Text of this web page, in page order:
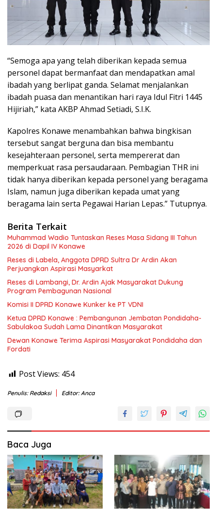
“Semoga apa yang telah diberikan kepada semua
personel dapat bermanfaat dan mendapatkan amal
ibadah yang berlipat ganda. Selamat menjalankan
ibadah puasa dan menantikan hari raya Idul Fitri 1445
Hijiriah,” kata AKBP Ahmad Setiadi, S.I.K.
Kapolres Konawe menambahkan bahwa bingkisan
tersebut sangat berguna dan bisa membantu
kesejahteraan personel, serta mempererat dan
memperkuat rasa persaudaraan. Pembagian THR ini
tidak hanya diberikan kepada personel yang beragama
Islam, namun juga diberikan kepada umat yang
beragama lain serta Pegawai Harian Lepas.” Tutupnya.
Berita Terkait
Muhammad Wadio Tuntaskan Reses Masa Sidang III Tahun
2026 di Dapil IV Konawe
Reses di Labela, Anggota DPRD Sultra Dr Ardin Akan
Perjuangkan Aspirasi Masyarkat
Reses di Lambangi, Dr. Ardin Ajak Masyarakat Dukung
Program Pembagunan Nasional
Komisi II DPRD Konawe Kunker ke PT VDNI
Ketua DPRD Konawe : Pembangunan Jembatan Pondidaha-
Sabulakoa Sudah Lama Dinantikan Masyarakat
Dewan Konawe Terima Aspirasi Masyarakat Pondidaha dan
Fordati
Post Views: 454
Penulis: Redaksi Editor: Anca
Baca Juga